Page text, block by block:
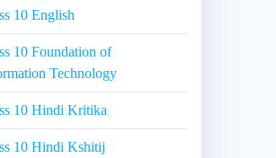
10 English
10 Foundation of
Technology
10 Hindi Kritika
10 Hindi Kshitij